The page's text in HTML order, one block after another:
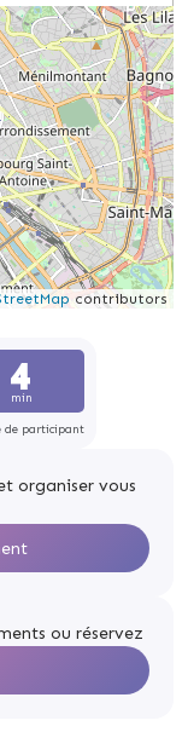
contributors
4
min
de participant
organiser vous
ou réservez